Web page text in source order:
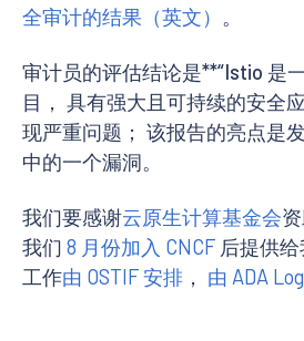
全审计的结果（英文） 。
审计员的评估结论是**“Istio 是
目， 具有强大且可持续的安全
现严重问题； 该报告的亮点是
中的一个漏洞。
我们要感谢云原生计算基金会
我们 8 月份加入 CNCF 后提供
工作由 OSTIF 安排 ， 由 ADA